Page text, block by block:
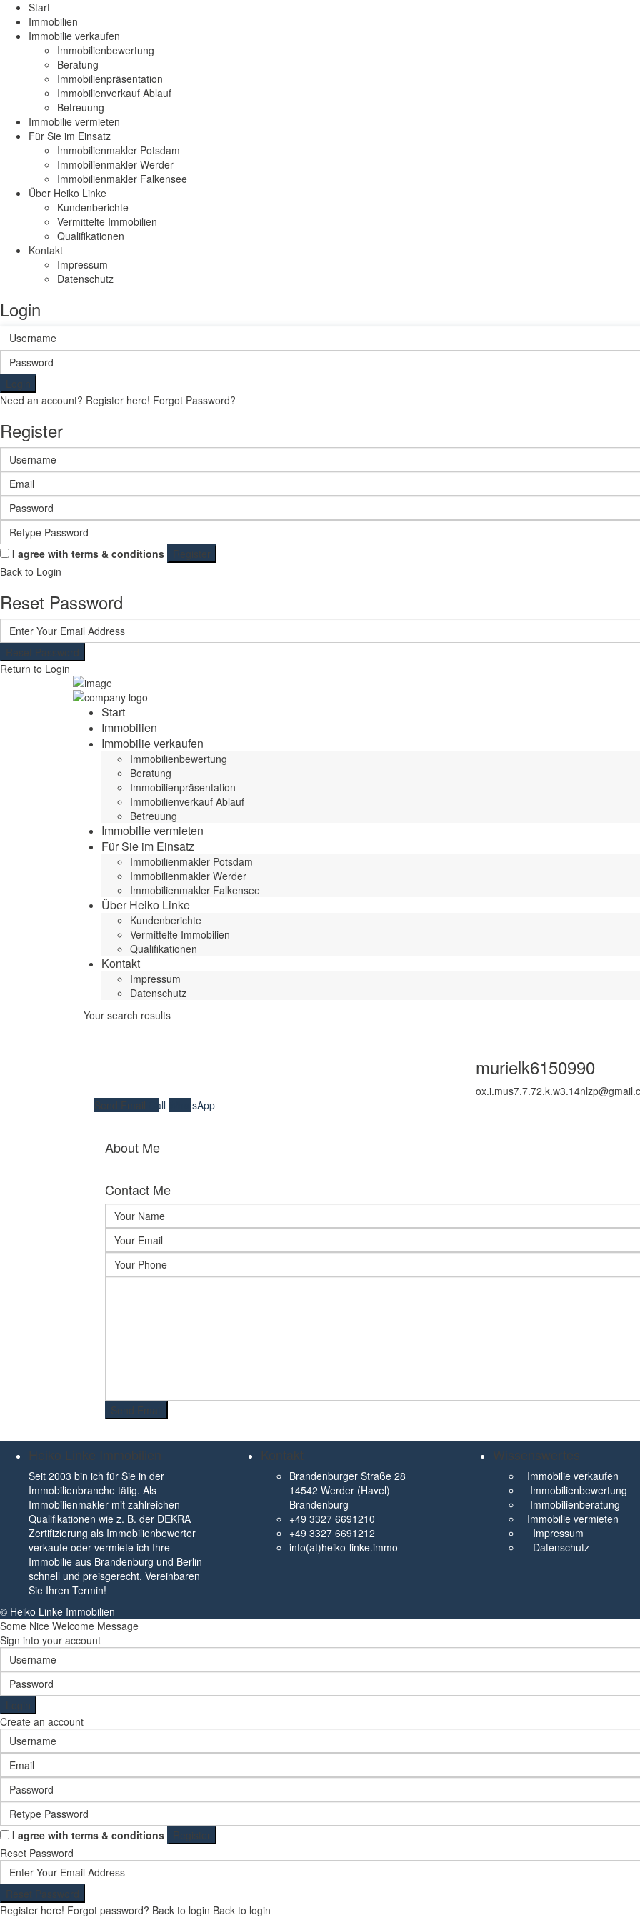
Start
Immobilien
Immobilie verkaufen
Immobilienbewertung
Beratung
Immobilienpräsentation
Immobilienverkauf Ablauf
Betreuung
Immobilie vermieten
Für Sie im Einsatz
Immobilienmakler Potsdam
Immobilienmakler Werder
Immobilienmakler Falkensee
Über Heiko Linke
Kundenberichte
Vermittelte Immobilien
Qualifikationen
Kontakt
Impressum
Datenschutz
Login
Login
Need an account? Register here! Forgot Password?
Register
I agree with terms & conditions
Register
Back to Login
Reset Password
Reset Password
Return to Login
Start
Immobilien
Immobilie verkaufen
Immobilienbewertung
Beratung
Immobilienpräsentation
Immobilienverkauf Ablauf
Betreuung
Immobilie vermieten
Für Sie im Einsatz
Immobilienmakler Potsdam
Immobilienmakler Werder
Immobilienmakler Falkensee
Über Heiko Linke
Kundenberichte
Vermittelte Immobilien
Qualifikationen
Kontakt
Impressum
Datenschutz
Your search results
murielk6150990
Send Email
Call WhatsApp
About Me
Contact Me
Heiko Linke Immobilien
Seit 2003 bin ich für Sie in der
Immobilienbranche tätig. Als
Immobilienmakler mit zahlreichen
Qualifikationen wie z. B. der DEKRA
Zertifizierung als Immobilienbewerter
verkaufe oder vermiete ich Ihre
Immobilie aus Brandenburg und Berlin
schnell und preisgerecht. Vereinbaren
Sie Ihren Termin!
Kontakt
Brandenburger Straße 28
14542 Werder (Havel)
Brandenburg
+49 3327 6691210
+49 3327 6691212
info(at)heiko-linke.immo
Wissenswertes
Immobilie verkaufen
Immobilienbewertung
Immobilienberatung
Immobilie vermieten
Impressum
Datenschutz
© Heiko Linke Immobilien
Some Nice Welcome Message
Sign into your account
Login
Create an account
I agree with terms & conditions
Register
Reset Password
Reset Password
Register here! Forgot password? Back to login Back to login